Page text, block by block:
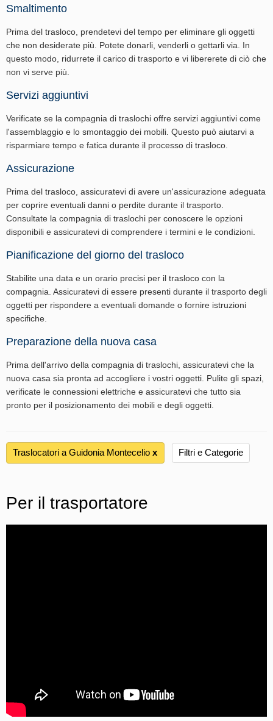
Smaltimento
Prima del trasloco, prendetevi del tempo per eliminare gli oggetti
che non desiderate più. Potete donarli, venderli o gettarli via. In
questo modo, ridurrete il carico di trasporto e vi libererete di ciò che
non vi serve più.
Servizi aggiuntivi
Verificate se la compagnia di traslochi offre servizi aggiuntivi come
l'assemblaggio e lo smontaggio dei mobili. Questo può aiutarvi a
risparmiare tempo e fatica durante il processo di trasloco.
Assicurazione
Prima del trasloco, assicuratevi di avere un'assicurazione adeguata
per coprire eventuali danni o perdite durante il trasporto.
Consultate la compagnia di traslochi per conoscere le opzioni
disponibili e assicuratevi di comprendere i termini e le condizioni.
Pianificazione del giorno del trasloco
Stabilite una data e un orario precisi per il trasloco con la
compagnia. Assicuratevi di essere presenti durante il trasporto degli
oggetti per rispondere a eventuali domande o fornire istruzioni
specifiche.
Preparazione della nuova casa
Prima dell'arrivo della compagnia di traslochi, assicuratevi che la
nuova casa sia pronta ad accogliere i vostri oggetti. Pulite gli spazi,
verificate le connessioni elettriche e assicuratevi che tutto sia
pronto per il posizionamento dei mobili e degli oggetti.
Traslocatori a Guidonia Montecelio х Filtri e Categorie
Per il trasportatore